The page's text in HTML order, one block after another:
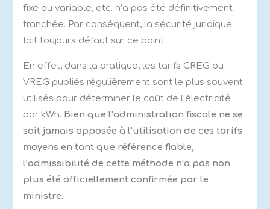
fixe ou variable, etc. n’a pas été définitivement
tranchée. Par conséquent, la sécurité juridique
fait toujours défaut sur ce point.
En effet, dans la pratique, les tarifs CREG ou
VREG publiés régulièrement sont le plus souvent
utilisés pour déterminer le coût de l’électricité
par kWh. Bien que l’administration fiscale ne se
soit jamais opposée à l’utilisation de ces tarifs
moyens en tant que référence fiable,
l’admissibilité de cette méthode n’a pas non
plus été officiellement confirmée par le
ministre.